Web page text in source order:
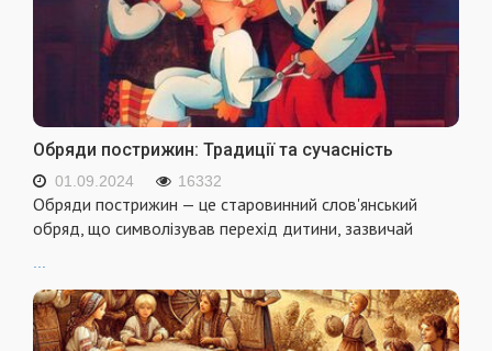
Обряди пострижин: Традиції та сучасність
01.09.2024 16332
Обряди пострижин — це старовинний слов'янський
обряд, що символізував перехід дитини, зазвичай